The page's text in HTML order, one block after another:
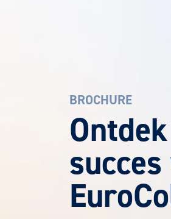
EuroCollege Brochure
BROCHURE